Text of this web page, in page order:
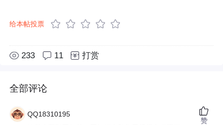
给本帖投票
233 11 打赏
全部评论
QQ18310195
赞